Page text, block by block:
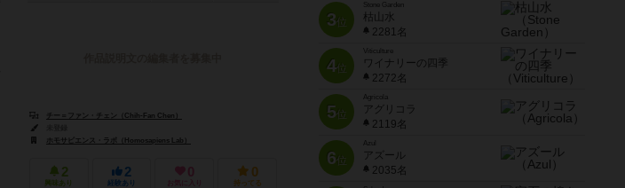
チー＝ファン・チェン（Chih-Fan Chen）
ホモサピエンス・ラボ（Homosapiens Lab）
2
興味あり
2
経験あり
0
お気に入り
0
持ってる
3位
Stone Garden
枯山水
2281名
4位
Viticulture
ワイナリーの四季
2272名
5位
Agricola
アグリコラ
2119名
6位
Azul
アズール
2035名